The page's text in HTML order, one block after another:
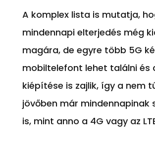
A komplex lista is mutatja,
mindennapi elterjedés még
magára, de egyre több 5G
mobiltelefont lehet találni és
kiépítése is zajlik, így a nem
jövőben már mindennapinak
is, mint anno a 4G vagy az